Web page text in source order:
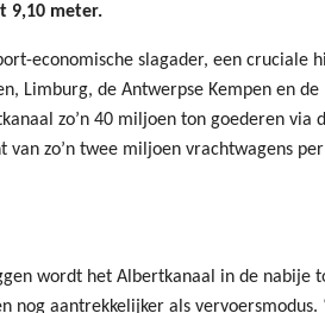
9,10 meter.
economische slagader, een cruciale
Limburg, de Antwerpse Kempen en de
zo’n 40 miljoen ton goederen via
van zo’n twee miljoen vrachtwagens
wordt het Albertkanaal in de nabije
nog aantrekkelijker als vervoersmodus.